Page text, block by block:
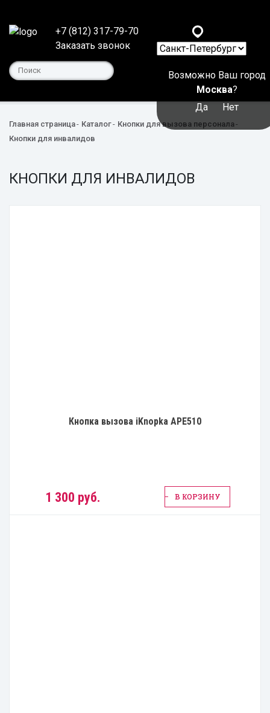
+7 (812) 317-79-70
Заказать звонок
Возможно Ваш город
Москва?
Да
Нет
Главная страница Каталог
Кнопки для вызова персонала
Кнопки для инвалидов
КНОПКИ ДЛЯ ИНВАЛИДОВ
Кнопка вызова iKnopka APE510
1 300 руб. В КОРЗИНУ